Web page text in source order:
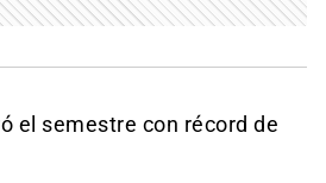
el semestre con récord de